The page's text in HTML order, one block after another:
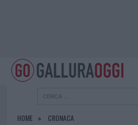
HOME CRONACA